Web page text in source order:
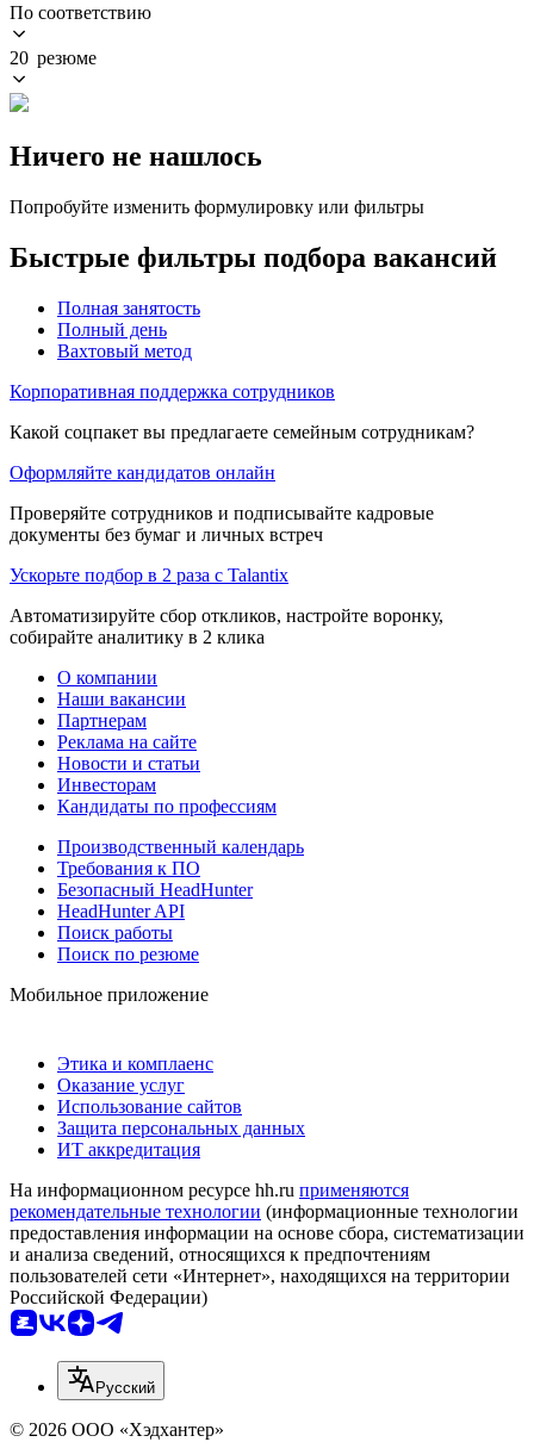
По соответствию
20 резюме
Ничего не нашлось
Попробуйте изменить формулировку или фильтры
Быстрые фильтры подбора вакансий
Полная занятость
Полный день
Вахтовый метод
Корпоративная поддержка сотрудников
Какой соцпакет вы предлагаете семейным сотрудникам?
Оформляйте кандидатов онлайн
Проверяйте сотрудников и подписывайте кадровые
документы без бумаг и личных встреч
Ускорьте подбор в 2 раза с Talantix
Автоматизируйте сбор откликов, настройте воронку,
собирайте аналитику в 2 клика
О компании
Наши вакансии
Партнерам
Реклама на сайте
Новости и статьи
Инвесторам
Кандидаты по профессиям
Производственный календарь
Требования к ПО
Безопасный HeadHunter
HeadHunter API
Поиск работы
Поиск по резюме
Мобильное приложение
Этика и комплаенс
Оказание услуг
Использование сайтов
Защита персональных данных
ИТ аккредитация
На информационном ресурсе hh.ru применяются
рекомендательные технологии (информационные технологии
предоставления информации на основе сбора, систематизации
и анализа сведений, относящихся к предпочтениям
пользователей сети «Интернет», находящихся на территории
Российской Федерации)
Русский
© 2026 ООО «Хэдхантер»